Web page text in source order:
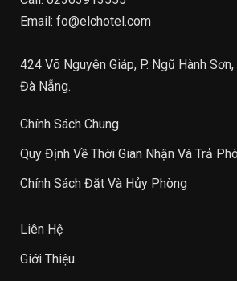
Email: fo@elchotel.com
424 Võ Nguyên Giáp, P. Ngũ Hành Sơn,
Đà Nẵng.
Chính Sách Chung
Quy Định Về Thời Gian Nhận Và Trả
Chính Sách Đặt Và Hủy Phòng
Liên Hệ
Giới Thiệu